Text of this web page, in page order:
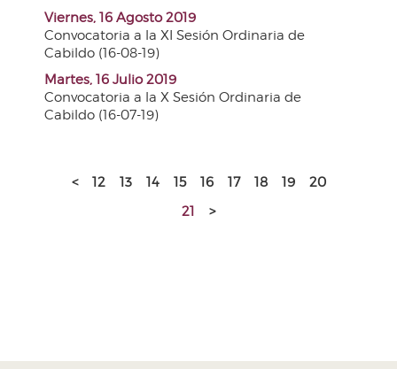
Viernes, 16 Agosto 2019
Convocatoria a la XI Sesión Ordinaria de
Cabildo (16-08-19)
Martes, 16 Julio 2019
Convocatoria a la X Sesión Ordinaria de
Cabildo (16-07-19)
< 12 13 14 15 16 17 18 19
20
21
>